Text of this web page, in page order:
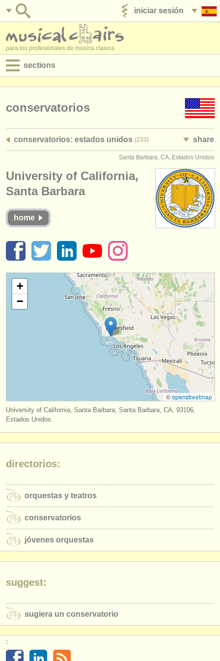
iniciar sesión
para los profesionales de musica clasica
sections
empleos - administración
cursillos
concursos
instrumentos robados
orquestas y teatros
conservatorios
fuentes rss
editor:
anúnciese con nosotros
find out about ourATS
ATSfaq
iniciar sesión
conservatorios
conservatorios: estados unidos (233) share
Santa Barbara, CA, Estados Unidos
University of California,
Santa Barbara
home
+
−
©openstreetmap
University of California, Santa Barbara, Santa Barbara, CA, 93106,
Estados Unidos.
directorios:
orquestas y teatros
conservatorios
jóvenes orquestas
suggest:
sugiera un conservatorio
: